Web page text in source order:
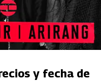
y fecha de